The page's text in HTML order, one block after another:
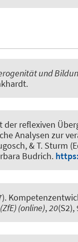
und
der reflexiven
Analysen zur
& T. Sturm
Budrich.
(online),20(S2),